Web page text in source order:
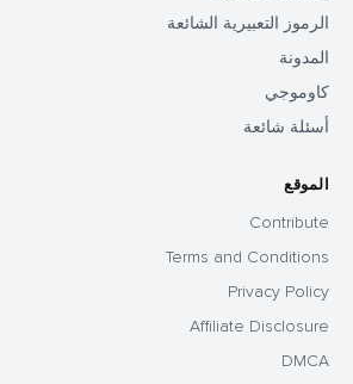
الرموز التعبيرية الشائعة
المدونة
كاوموجي
أسئلة شائعة
الموقع
Contribute
Terms and Conditions
Privacy Policy
Affiliate Disclosure
DMCA